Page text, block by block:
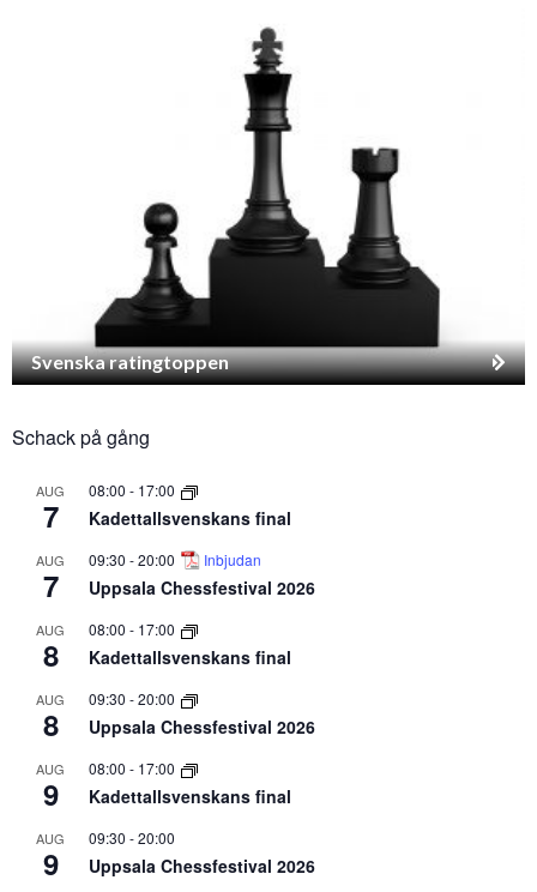
Svenska ratingtoppen
Schack på gång
AUG
7
08:00 - 17:00
Kadettallsvenskans final
AUG
7
09:30 -20:00 Inbjudan
Uppsala Chessfestival 2026
AUG
8
08:00 - 17:00
Kadettallsvenskans final
AUG
8
09:30 -20:00
Uppsala Chessfestival 2026
AUG
9
08:00 - 17:00
Kadettallsvenskans final
AUG
9
09:30 -20:00
Uppsala Chessfestival 2026